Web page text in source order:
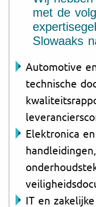
met de
Slowaaks
Automotive
technische
Elektronica
IT en